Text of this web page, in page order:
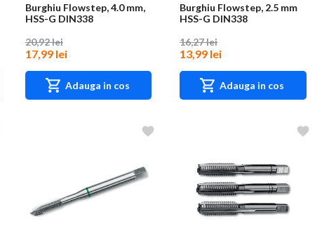
Burghiu Flowstep, 4.0 mm,
HSS-G DIN338
20,92 lei
17,99 lei
Adauga in cos
Burghiu Flowstep, 2.5 mm
HSS-G DIN338
16,27 lei
13,99 lei
Adauga in cos